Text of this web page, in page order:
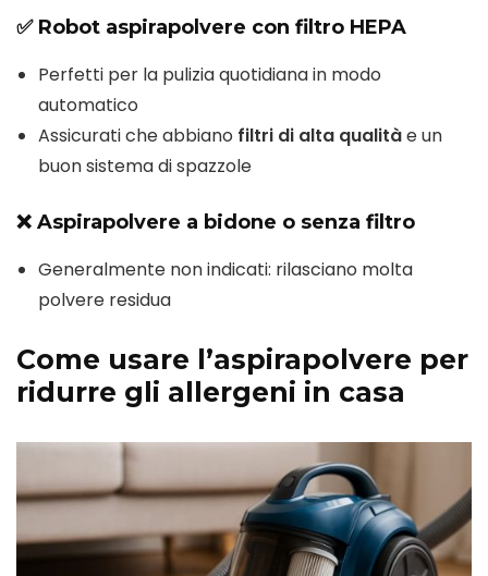
✅ Robot aspirapolvere con filtro HEPA
Perfetti per la pulizia quotidiana in modo
automatico
Assicurati che abbiano filtri di alta qualitàe un
buon sistema di spazzole
❌ Aspirapolvere a bidone o senza filtro
Generalmente non indicati: rilasciano molta
polvere residua
Come usare l’aspirapolvere per
ridurre gli allergeni in casa